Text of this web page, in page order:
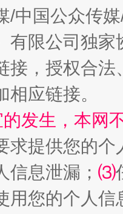
期 从幼
上场
/中国公众传
有限公司独
接，授权合
应链接。
发生，本网
求提供您的个
信息泄漏； ⑶
用您的个人